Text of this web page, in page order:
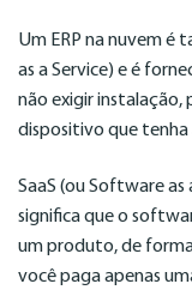
Um ERP na nuvem é
as a Service) e é
não exigir instalação,
dispositivo que tenha
SaaS (ou Software
significa que o
um produto, de
você paga apenas